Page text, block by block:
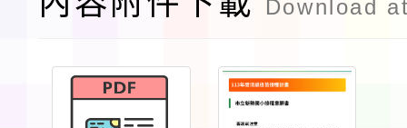
Download